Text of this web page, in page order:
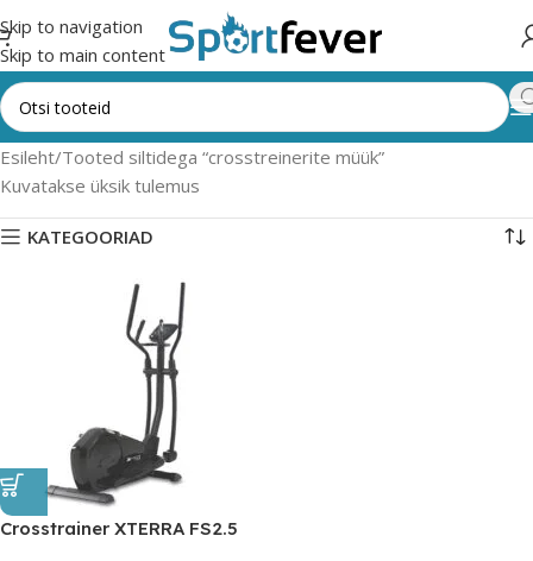
Skip to navigation
Skip to main content
Esileht Tooted siltidega “crosstreinerite müük”
Kuvatakse üksik tulemus
KATEGOORIAD
Crosstrainer XTERRA FS2.5